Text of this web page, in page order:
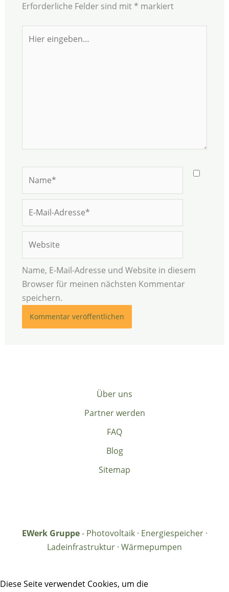
Erforderliche Felder sind mit * markiert
eingeben…
Mail-
Adresse*
Name, E-Mail-Adresse und Website in diesem
Browser für meinen nächsten Kommentar
speichern.
Über uns
Partner werden
FAQ
Blog
Sitemap
EWerk Gruppe- Photovoltaik · Energiespeicher ·
Ladeinfrastruktur · Wärmepumpen
Diese Seite verwendet Cookies, um die